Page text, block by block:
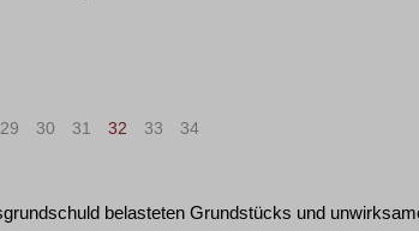
29 30 31 32 33 34
belasteten Grundstücks und